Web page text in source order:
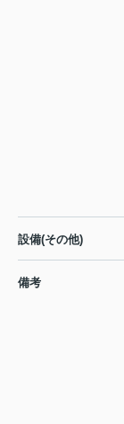
設備(その他)
備考